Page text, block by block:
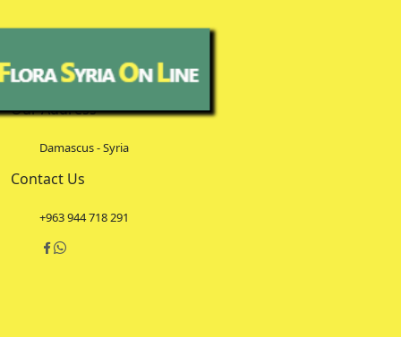
Our Address
Damascus - Syria
Contact Us
+963 944 718 291